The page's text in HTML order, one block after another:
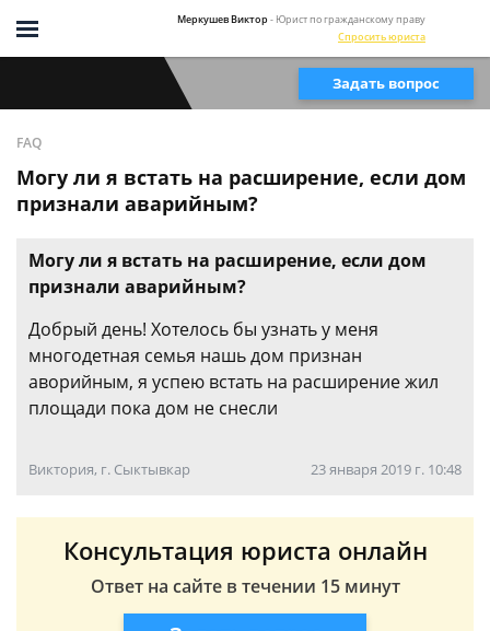
Меркушев Виктор- Юрист по гражданскому праву
Спросить юриста
Задать вопрос
FAQ
Могу ли я встать на расширение, если дом
признали аварийным?
Могу ли я встать на расширение, если дом
признали аварийным?
Добрый день! Хотелось бы узнать у меня
многодетная семья нашь дом признан
аворийным, я успею встать на расширение жил
площади пока дом не снесли
Виктория, г. Сыктывкар 23 января 2019 г. 10:48
Консультация юриста онлайн
Ответ на сайте в течении 15 минут